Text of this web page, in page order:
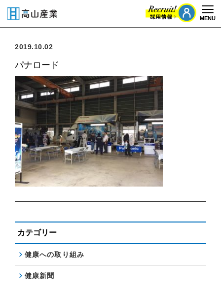
MENU
2019.10.02
パナロード
カテゴリー
健康への取り組み
健康新聞